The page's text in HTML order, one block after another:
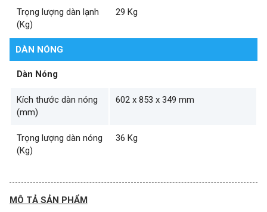
Trọng lượng dàn lạnh
(Kg)
29 Kg
DÀN NÓNG
Dàn Nóng
Kích thước dàn nóng
(mm)
602 x 853 x 349 mm
Trọng lượng dàn nóng
(Kg)
36 Kg
MÔ TẢ SẢN PHẨM